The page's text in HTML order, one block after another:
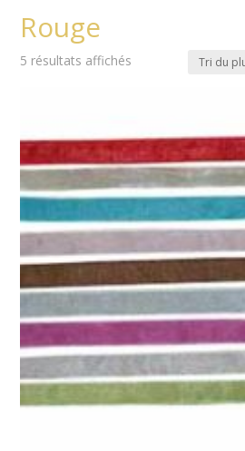
Rouge
5 résultats affichés
au
plus
ancien